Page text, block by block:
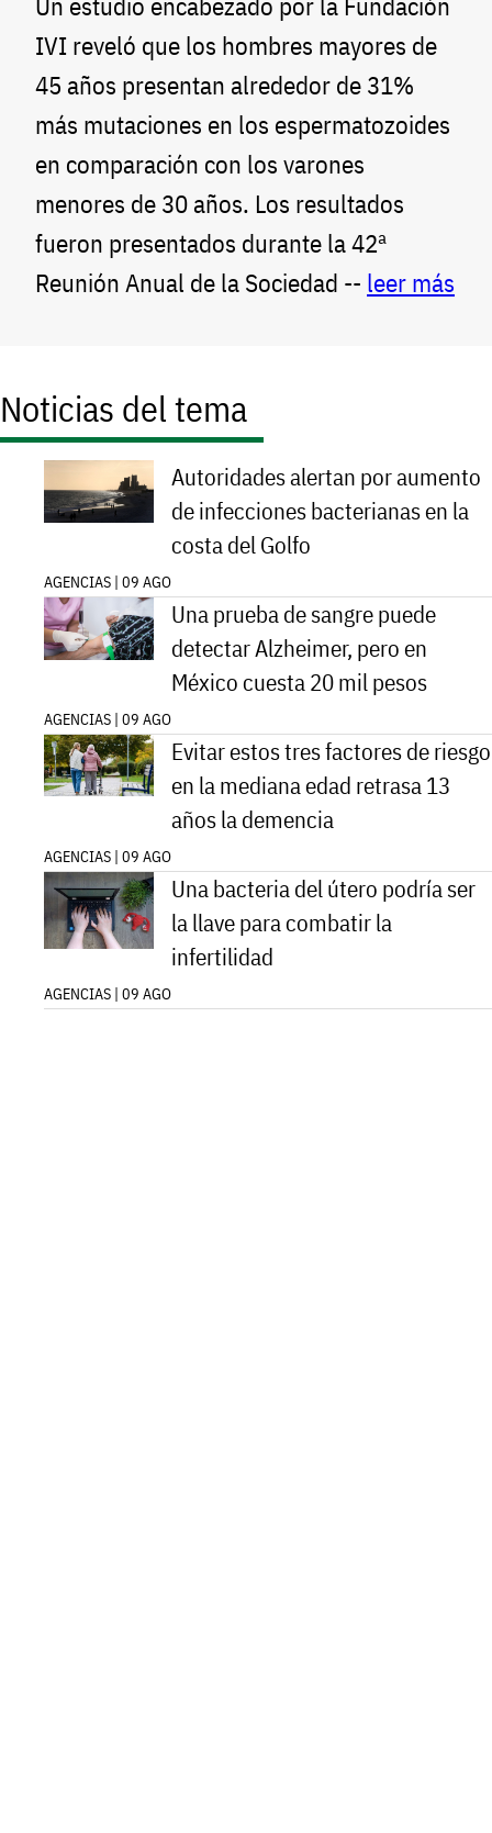
Un estudio encabezado por la Fundación
IVI reveló que los hombres mayores de
45 años presentan alrededor de 31%
más mutaciones en los espermatozoides
en comparación con los varones
menores de 30 años. Los resultados
fueron presentados durante la 42ª
Reunión Anual de la Sociedad -- leer más
Noticias del tema
Autoridades alertan por aumento
de infecciones bacterianas en la
costa del Golfo
AGENCIAS | 09 AGO
Una prueba de sangre puede
detectar Alzheimer, pero en
México cuesta 20 mil pesos
AGENCIAS | 09 AGO
Evitar estos tres factores de riesgo
en la mediana edad retrasa 13
años la demencia
AGENCIAS | 09 AGO
Una bacteria del útero podría ser
la llave para combatir la
infertilidad
AGENCIAS | 09 AGO